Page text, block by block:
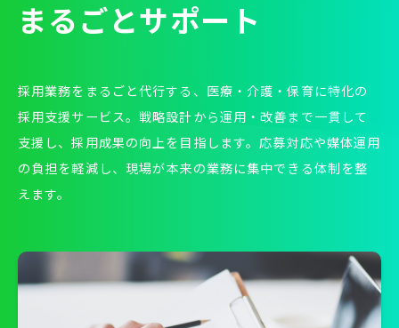
まるごとサポート
採用業務をまるごと代行する、医療・介護・保育に特化の
採用支援サービス。戦略設計から運用・改善まで一貫して
支援し、採用成果の向上を目指します。応募対応や媒体運用
の負担を軽減し、現場が本来の業務に集中できる体制を整
えます。